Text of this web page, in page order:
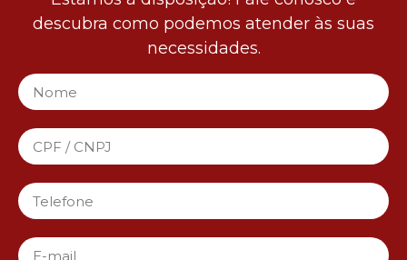
descubra como podemos atender às suas
necessidades.